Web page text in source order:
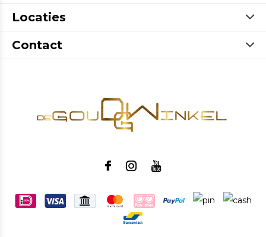
Locaties
Contact